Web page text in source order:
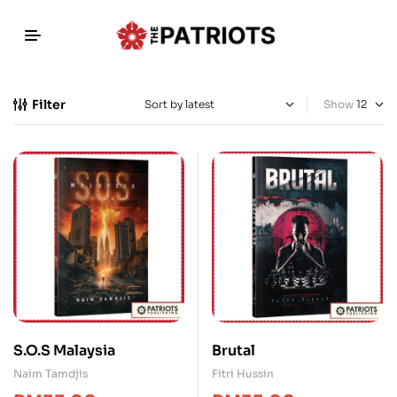
Filter Show
S.O.S Malaysia
Naim Tamdjis
Brutal
Fitri Hussin